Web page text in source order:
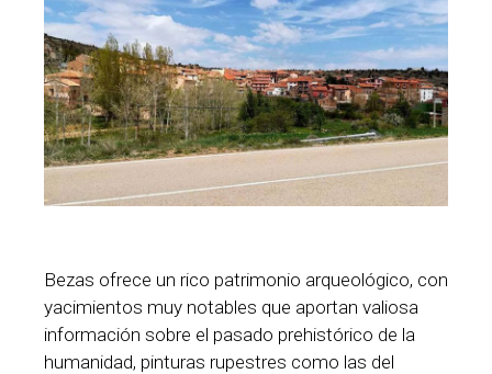
Bezas ofrece un rico patrimonio arqueológico, con
yacimientos muy notables que aportan valiosa
información sobre el pasado prehistórico de la
humanidad, pinturas rupestres como las del